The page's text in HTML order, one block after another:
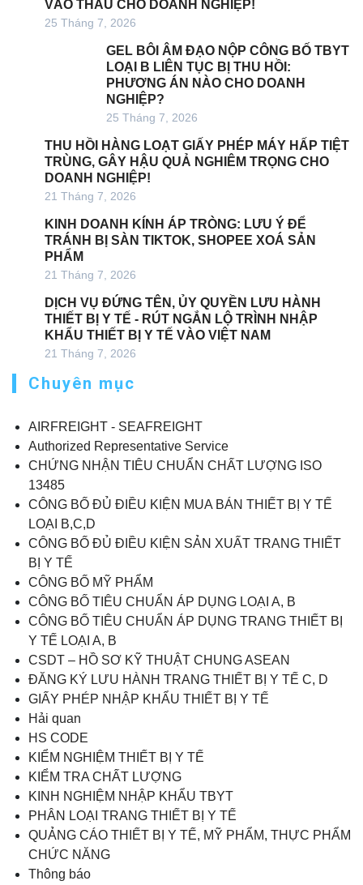
VÀO THẦU CHO DOANH NGHIỆP!
25 Tháng 7, 2026
GEL BÔI ÂM ĐẠO NỘP CÔNG BỐ TBYT
LOẠI B LIÊN TỤC BỊ THU HỒI:
PHƯƠNG ÁN NÀO CHO DOANH
NGHIỆP?
25 Tháng 7, 2026
THU HỒI HÀNG LOẠT GIẤY PHÉP MÁY HẤP TIỆT
TRÙNG, GÂY HẬU QUẢ NGHIÊM TRỌNG CHO
DOANH NGHIỆP!
21 Tháng 7, 2026
KINH DOANH KÍNH ÁP TRÒNG: LƯU Ý ĐỂ
TRÁNH BỊ SÀN TIKTOK, SHOPEE XOÁ SẢN
PHẨM
21 Tháng 7, 2026
DỊCH VỤ ĐỨNG TÊN, ỦY QUYỀN LƯU HÀNH
THIẾT BỊ Y TẾ - RÚT NGẮN LỘ TRÌNH NHẬP
KHẨU THIẾT BỊ Y TẾ VÀO VIỆT NAM
21 Tháng 7, 2026
Chuyên mục
AIRFREIGHT - SEAFREIGHT
Authorized Representative Service
CHỨNG NHẬN TIÊU CHUẨN CHẤT LƯỢNG ISO
13485
CÔNG BỐ ĐỦ ĐIỀU KIỆN MUA BÁN THIẾT BỊ Y TẾ
LOẠI B,C,D
CÔNG BỐ ĐỦ ĐIỀU KIỆN SẢN XUẤT TRANG THIẾT
BỊ Y TẾ
CÔNG BỐ MỸ PHẨM
CÔNG BỐ TIÊU CHUẨN ÁP DỤNG LOẠI A, B
CÔNG BỐ TIÊU CHUẨN ÁP DỤNG TRANG THIẾT BỊ
Y TẾ LOẠI A, B
CSDT – HỒ SƠ KỸ THUẬT CHUNG ASEAN
ĐĂNG KÝ LƯU HÀNH TRANG THIẾT BỊ Y TẾ C, D
GIẤY PHÉP NHẬP KHẨU THIẾT BỊ Y TẾ
Hải quan
HS CODE
KIỂM NGHIỆM THIẾT BỊ Y TẾ
KIỂM TRA CHẤT LƯỢNG
KINH NGHIỆM NHẬP KHẨU TBYT
PHÂN LOẠI TRANG THIẾT BỊ Y TẾ
QUẢNG CÁO THIẾT BỊ Y TẾ, MỸ PHẨM, THỰC PHẨM
CHỨC NĂNG
Thông báo